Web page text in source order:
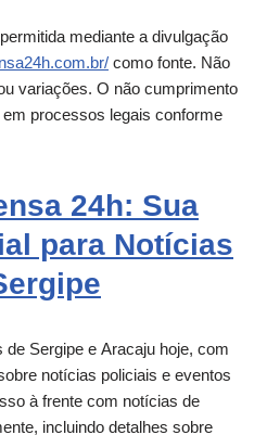
mediante a divulgação
como fonte. Não
variações. O não cumprimento
processos legais conforme
24h: Sua
para Notícias
de Sergipe e Aracaju hoje, com
notícias policiais e eventos
à frente com notícias de
incluindo detalhes sobre